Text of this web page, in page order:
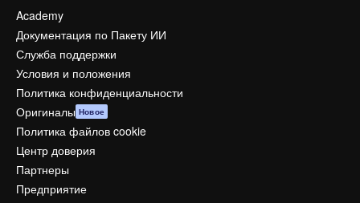
Academy
Документация по Пакету ИИ
Служба поддержки
Условия и положения
Политика конфиденциальности
Оригиналы Новое
Политика файлов cookie
Центр доверия
Партнеры
Предприятие